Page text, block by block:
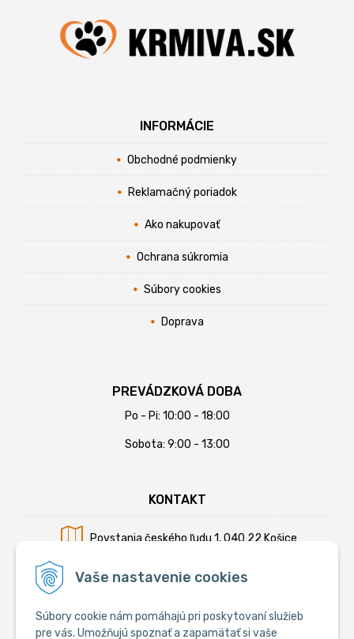
Vaše nastavenie cookies
Súbory cookie nám pomáhajú pri poskytovaní služieb
pre vás. Umožňujú spoznať a zapamätať si vaše
INFORMÁCIE
Obchodné podmienky
Reklamačný poriadok
Ako nakupovať
Ochrana súkromia
Súbory cookies
Doprava
PREVÁDZKOVÁ DOBA
Po - Pi: 10:00 - 18:00
Sobota: 9:00 - 13:00
KONTAKT
Povstania českého ľudu 1, 040 22 Košice
Mobil:+421 902 794 355
E-mail:info@krmiva.sk